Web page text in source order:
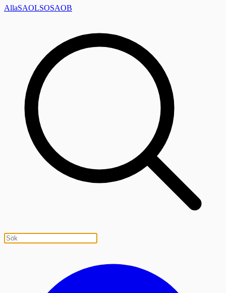
AllaSAOLSOSAOB